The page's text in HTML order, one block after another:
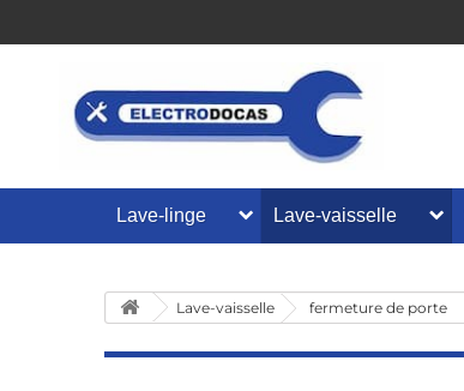
Lave-linge Lave-vaisselle
Lave-vaisselle fermeture de porte